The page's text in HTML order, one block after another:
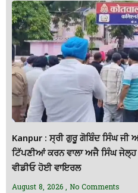
Kanpur : ਸ੍ਰੀ ਗੁਰੂ ਗੋਬਿੰਦ ਸਿੰਘ ਜੀ
ਟਿੱਪਣੀਆਂ ਕਰਨ ਵਾਲਾ ਅਜੈ ਸਿੰਘ
ਵੀਡੀਓ ਹੋਈ ਵਾਇਰਲ
August 8, 2026 No Comments